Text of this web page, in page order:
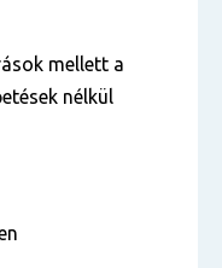
mellett a
nélkül